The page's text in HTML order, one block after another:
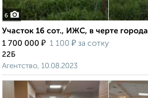
6
Участок 16 сот., ИЖС, в черте города
1 700 000 ₽ 1 100 ₽ за сотку
22Б
Агентство, 10.08.2023